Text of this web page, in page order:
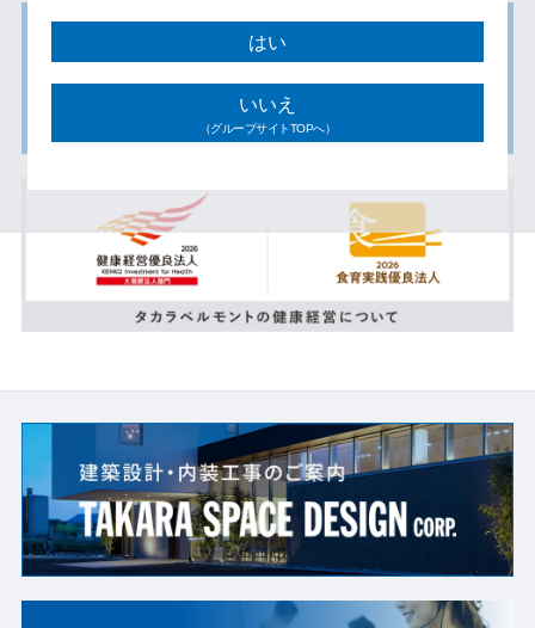
はい
いいえ
（グループサイトTOPへ）